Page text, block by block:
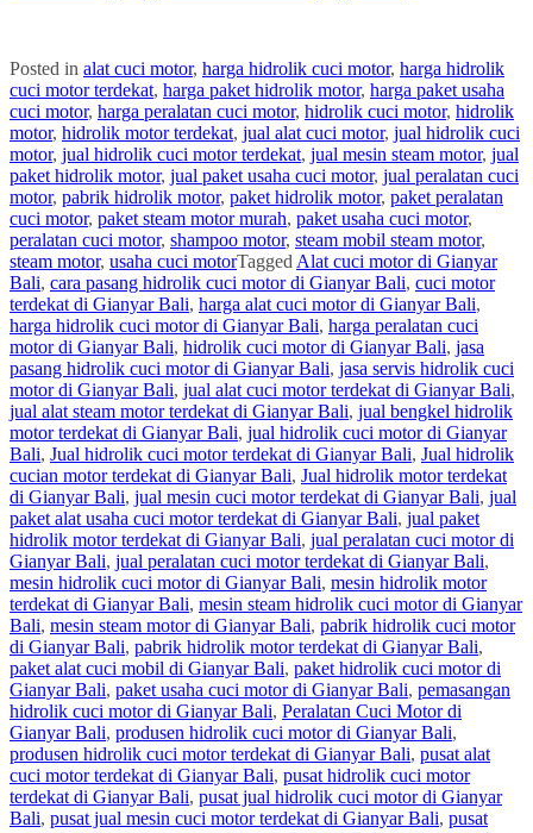
Posted in alat cuci motor, harga hidrolik cuci motor, harga hidrolik
cuci motor terdekat, harga paket hidrolik motor, harga paket usaha
cuci motor, harga peralatan cuci motor, hidrolik cuci motor, hidrolik
motor, hidrolik motor terdekat, jual alat cuci motor, jual hidrolik cuci
motor, jual hidrolik cuci motor terdekat, jual mesin steam motor, jual
paket hidrolik motor, jual paket usaha cuci motor, jual peralatan cuci
motor, pabrik hidrolik motor, paket hidrolik motor, paket peralatan
cuci motor, paket steam motor murah, paket usaha cuci motor,
peralatan cuci motor, shampoo motor, steam mobil steam motor,
steam motor, usaha cuci motorTagged Alat cuci motor di Gianyar
Bali, cara pasang hidrolik cuci motor di Gianyar Bali, cuci motor
terdekat di Gianyar Bali, harga alat cuci motor di Gianyar Bali,
harga hidrolik cuci motor di Gianyar Bali, harga peralatan cuci
motor di Gianyar Bali, hidrolik cuci motor di Gianyar Bali, jasa
pasang hidrolik cuci motor di Gianyar Bali, jasa servis hidrolik cuci
motor di Gianyar Bali, jual alat cuci motor terdekat di Gianyar Bali,
jual alat steam motor terdekat di Gianyar Bali, jual bengkel hidrolik
motor terdekat di Gianyar Bali, jual hidrolik cuci motor di Gianyar
Bali, Jual hidrolik cuci motor terdekat di Gianyar Bali, Jual hidrolik
cucian motor terdekat di Gianyar Bali, Jual hidrolik motor terdekat
di Gianyar Bali, jual mesin cuci motor terdekat di Gianyar Bali, jual
paket alat usaha cuci motor terdekat di Gianyar Bali, jual paket
hidrolik motor terdekat di Gianyar Bali, jual peralatan cuci motor di
Gianyar Bali, jual peralatan cuci motor terdekat di Gianyar Bali,
mesin hidrolik cuci motor di Gianyar Bali, mesin hidrolik motor
terdekat di Gianyar Bali, mesin steam hidrolik cuci motor di Gianyar
Bali, mesin steam motor di Gianyar Bali, pabrik hidrolik cuci motor
di Gianyar Bali, pabrik hidrolik motor terdekat di Gianyar Bali,
paket alat cuci mobil di Gianyar Bali, paket hidrolik cuci motor di
Gianyar Bali, paket usaha cuci motor di Gianyar Bali, pemasangan
hidrolik cuci motor di Gianyar Bali, Peralatan Cuci Motor di
Gianyar Bali, produsen hidrolik cuci motor di Gianyar Bali,
produsen hidrolik cuci motor terdekat di Gianyar Bali, pusat alat
cuci motor terdekat di Gianyar Bali, pusat hidrolik cuci motor
terdekat di Gianyar Bali, pusat jual hidrolik cuci motor di Gianyar
Bali, pusat jual mesin cuci motor terdekat di Gianyar Bali, pusat